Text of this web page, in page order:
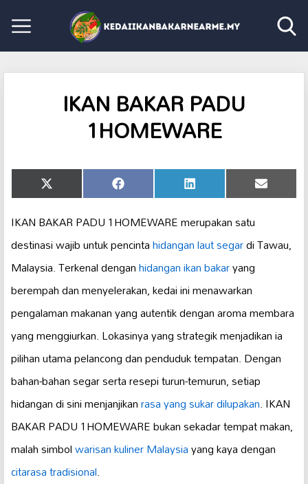
IKAN BAKAR PADU
1HOMEWARE
Share
on
X
(Twitter)
Share
on
Facebook Share
on
LinkedIn Share
on
Email
IKAN BAKAR PADU 1HOMEWARE merupakan satu
destinasi wajib untuk pencintahidangan laut segardi Tawau,
Malaysia. Terkenal denganhidangan ikan bakaryang
berempah dan menyelerakan, kedai ini menawarkan
pengalaman makanan yang autentik dengan aroma membara
yang menggiurkan. Lokasinya yang strategik menjadikan ia
pilihan utama pelancong dan penduduk tempatan. Dengan
bahan-bahan segar serta resepi turun-temurun, setiap
hidangan di sini menjanjikanrasa yang sukar dilupakan. IKAN
BAKAR PADU 1HOMEWARE bukan sekadar tempat makan,
malah simbolwarisan kuliner Malaysiayang kaya dengan
citarasa tradisional.